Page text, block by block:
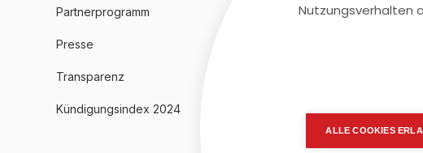
Partnerprogramm
Presse
Transparenz
Kündigungsindex 2024
Nutzungsverhalten
ALLE COOKIES